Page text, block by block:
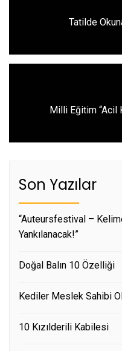
Tatilde
Milli Eğitim “Acil
Son Yazılar
“Auteursfestival –
Yankılanacak!”
Doğal Balın 10 Özelliği
Kediler Meslek Sahibi
10 Kızılderili Kabilesi